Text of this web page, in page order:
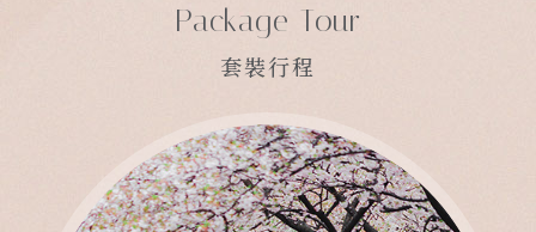
Package Tour
套裝行程